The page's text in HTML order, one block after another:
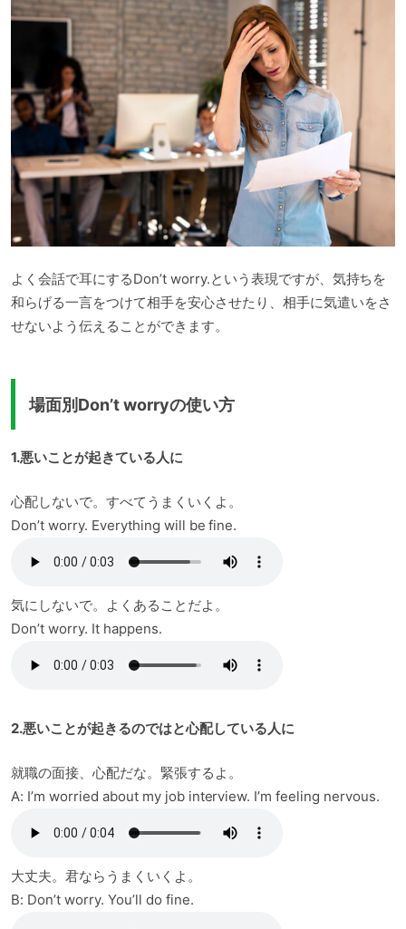
よく会話で耳にするDon’t worry.という表現ですが、気持ちを
和らげる一言をつけて相手を安心させたり、相手に気遣いをさ
せないよう伝えることができます。
場面別Don’t worryの使い方
1.悪いことが起きている人に
心配しないで。すべてうまくいくよ。
Don’t worry. Everything will be fine.
気にしないで。よくあることだよ。
Don’t worry. It happens.
2.悪いことが起きるのではと心配している人に
就職の面接、心配だな。緊張するよ。
A: I’m worried about my job interview. I’m feeling nervous.
大丈夫。君ならうまくいくよ。
B: Don’t worry. You’ll do fine.